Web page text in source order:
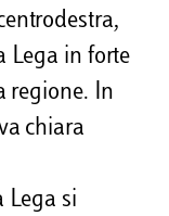
Lega in forte
regione. In
chiara
Lega si